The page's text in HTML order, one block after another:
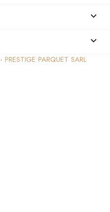

keyboard_arrow_down
PARQUET SARL